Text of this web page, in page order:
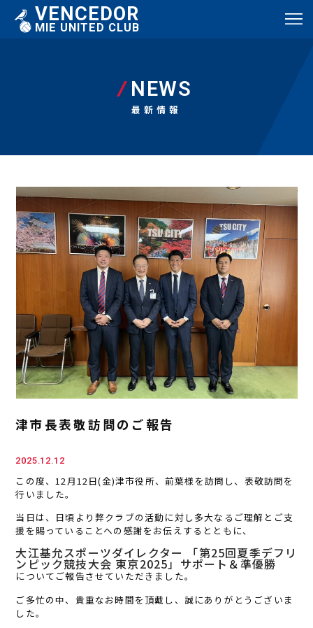
VENCEDOR
MIE UNITED CLUB
NEWS
最新情報
津市長表敬訪問のご報告
2025.12.12
この度、12月12日(金)津市役所、前葉様を訪問し、表敬訪問を
行いました。
当日は、日頃より弊クラブの活動に対し多大なるご理解とご支
援を賜っていることへの感謝をお伝えするとともに、
大江基允スポーツダイレクター 「第25回夏季デフリ
ンピック競技大会 東京2025」サポート＆準優勝
についてご報告させていただきました。
ご多忙の中、貴重なお時間を頂戴し、誠にありがとうございま
した。